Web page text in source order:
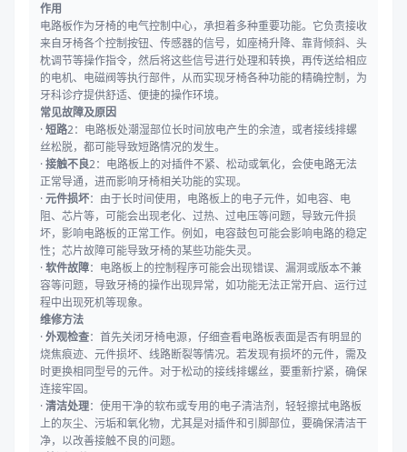
作用
电路板作为牙椅的电气控制中心，承担着多种重要功能。它负责接收
来自牙椅各个控制按钮、传感器的信号，如座椅升降、靠背倾斜、头
枕调节等操作指令，然后将这些信号进行处理和转换，再传送给相应
的电机、电磁阀等执行部件，从而实现牙椅各种功能的精确控制，为
牙科诊疗提供舒适、便捷的操作环境。
常见故障及原因
·短路2：电路板处潮湿部位长时间放电产生的余渣，或者接线排螺
丝松脱，都可能导致短路情况的发生。
·接触不良2：电路板上的对插件不紧、松动或氧化，会使电路无法
正常导通，进而影响牙椅相关功能的实现。
·元件损坏：由于长时间使用，电路板上的电子元件，如电容、电
阻、芯片等，可能会出现老化、过热、过电压等问题，导致元件损
坏，影响电路板的正常工作。例如，电容鼓包可能会影响电路的稳定
性；芯片故障可能导致牙椅的某些功能失灵。
·软件故障：电路板上的控制程序可能会出现错误、漏洞或版本不兼
容等问题，导致牙椅的操作出现异常，如功能无法正常开启、运行过
程中出现死机等现象。
维修方法
·外观检查：首先关闭牙椅电源，仔细查看电路板表面是否有明显的
烧焦痕迹、元件损坏、线路断裂等情况。若发现有损坏的元件，需及
时更换相同型号的元件。对于松动的接线排螺丝，要重新拧紧，确保
连接牢固。
·清洁处理：使用干净的软布或专用的电子清洁剂，轻轻擦拭电路板
上的灰尘、污垢和氧化物，尤其是对插件和引脚部位，要确保清洁干
净，以改善接触不良的问题。